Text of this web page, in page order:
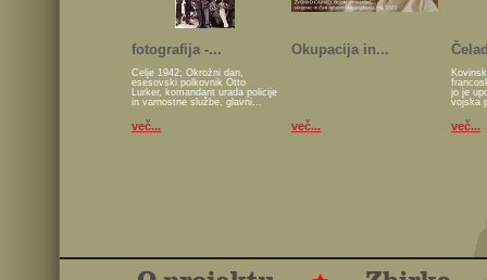
fotografija -...
Celje 1942; Okrožni dan,
esesovski polkovnik Otto
Lurker, komandant urada policije
in varnostne službe, glavni...
več...
Okupacija in...
več...
jo je
vojska
več...